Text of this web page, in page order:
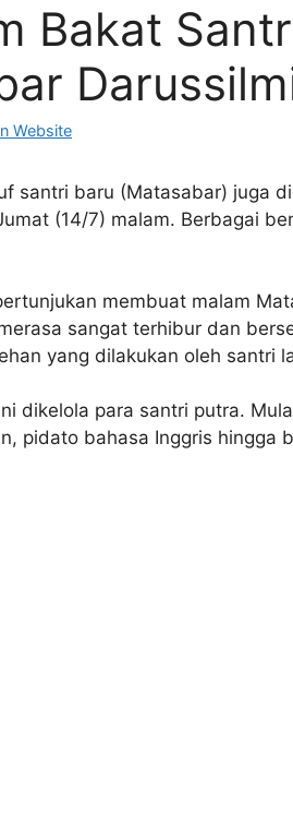
Bakat
Website
santri baru (Matasabar) juga
(14/7) malam. Berbagai
membuat malam
sangat terhibur dan
yang dilakukan oleh santri
dikelola para santri putra.
pidato bahasa Inggris hingga